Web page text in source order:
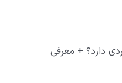
دارد؟ + معرفی